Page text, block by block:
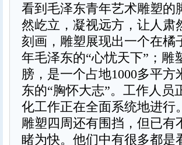
看到毛泽东青年艺术雕塑
然屹立，凝视远方，让人
刻画，雕塑展现出一个在
年毛泽东的“心忧天下”；
膀，是一个占地1000多平
东的“胸怀大志”。工作人
化工作正在全面系统地进
雕塑四周还有围挡，但已
睹为快。他们中有很多都